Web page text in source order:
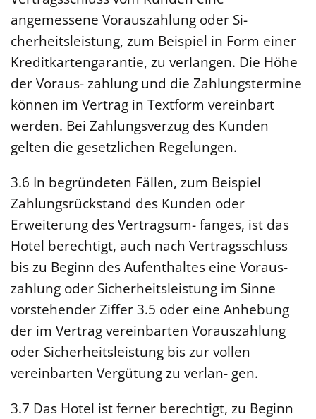
angemessene Vorauszahlung oder Si-
cherheitsleistung, zum Beispiel in Form einer
Kreditkartengarantie, zu verlangen. Die Höhe
der Voraus- zahlung und die Zahlungstermine
können im Vertrag in Textform vereinbart
werden. Bei Zahlungsverzug des Kunden
gelten die gesetzlichen Regelungen.
3.6 In begründeten Fällen, zum Beispiel
Zahlungsrückstand des Kunden oder
Erweiterung des Vertragsum- fanges, ist das
Hotel berechtigt, auch nach Vertragsschluss
bis zu Beginn des Aufenthaltes eine Voraus-
zahlung oder Sicherheitsleistung im Sinne
vorstehender Ziffer 3.5 oder eine Anhebung
der im Vertrag vereinbarten Vorauszahlung
oder Sicherheitsleistung bis zur vollen
vereinbarten Vergütung zu verlan- gen.
3.7 Das Hotel ist ferner berechtigt, zu Beginn